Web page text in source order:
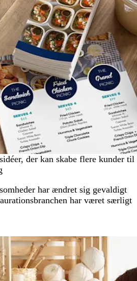
der kan skabe flere kunder til
har ændret sig gevaldigt
har været særligt